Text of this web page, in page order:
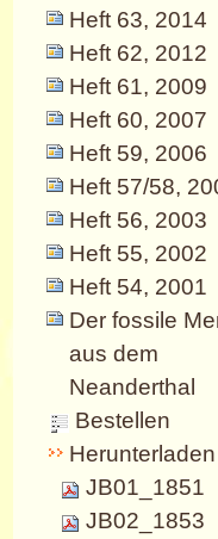
Heft 63, 2014
Heft 62, 2012
Heft 61, 2009
Heft 60, 2007
Heft 59, 2006
Heft 57/58,
Heft 56, 2003
Heft 55, 2002
Heft 54, 2001
Der fossile
aus dem
Neanderthal
Bestellen
Herunterladen
JB01_1851
JB02_1853